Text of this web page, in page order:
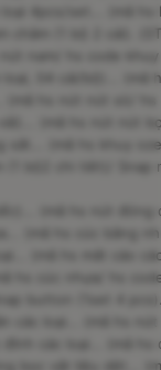
loại 4pcs/set... (mã
(1 bộ 2 cái).
loại, 04 cái/bộ)...
(mã hs nút nút
sắt... (mã hs khuy
(1 bộ2 chi tiêt)/
(mã hs nút
(mã hs mắt cáo
hs cúc nhựa/ hs
button (1set 4
đính các loại... (mã
bọc vật liệu dệt...